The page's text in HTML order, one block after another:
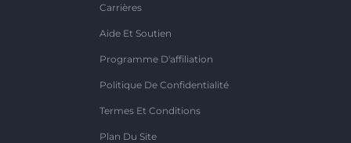
Carrières
Aide Et Soutien
Programme D'affiliation
Politique De Confidentialité
Termes Et Conditions
Plan Du Site